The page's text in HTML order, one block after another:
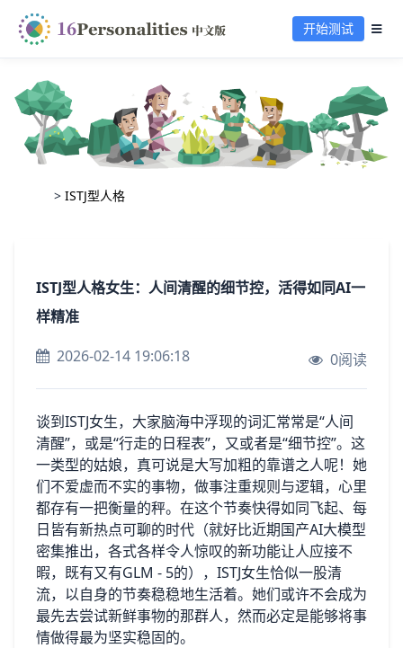
开始测试
> ISTJ型人格
ISTJ型人格女生：人间清醒的细节控，活得如同AI一
样精准
2026-02-14 19:06:18
0阅读
谈到ISTJ女生，大家脑海中浮现的词汇常常是“人间
清醒”，或是“行走的日程表”，又或者是“细节控”。这
一类型的姑娘，真可说是大写加粗的靠谱之人呢！她
们不爱虚而不实的事物，做事注重规则与逻辑，心里
都存有一把衡量的秤。在这个节奏快得如同飞起、每
日皆有新热点可聊的时代（就好比近期国产AI大模型
密集推出，各式各样令人惊叹的新功能让人应接不
暇，既有又有GLM - 5的），ISTJ女生恰似一股清
流，以自身的节奏稳稳地生活着。她们或许不会成为
最先去尝试新鲜事物的那群人，然而必定是能够将事
情做得最为坚实稳固的。